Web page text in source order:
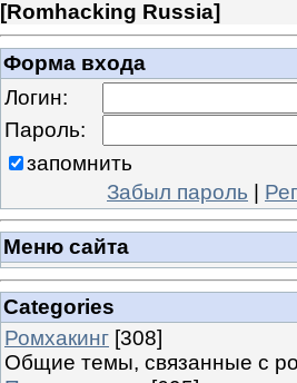
[Romhacking Russia]
Форма входа
Логин:
Пароль:
запомнить
Забыл пароль |
Меню сайта
Categories
Ромхакинг [308]
Общие темы, связанные с